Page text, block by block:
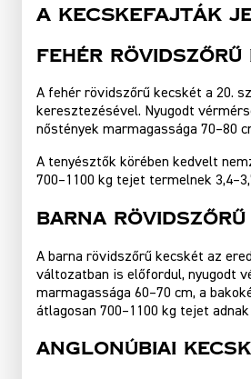
A kecskefajták
Fehér Rövidszőrű
A fehér rövidszőrű kecskét a 20.
keresztezésével. Nyugodt
nőstények marmagassága 70–80
A tenyésztők körében kedvelt
700–1100 kg tejet termelnek
Barna Rövidszőrű
A barna rövidszőrű kecskét az
változatban is előfordul, nyugodt
marmagassága 60–70 cm, a
átlagosan 700–1100 kg tejet
Anglonúbiai